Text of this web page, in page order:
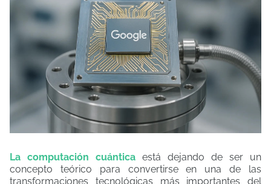
La computación cuántica está dejando de ser un
concepto teórico para convertirse en una de las
transformaciones tecnológicas más importantes del